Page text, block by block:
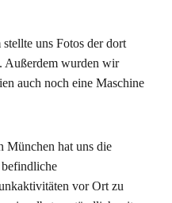
uns Fotos der dort
Außerdem wurden wir
auch noch eine Maschine
München hat uns die
vor Ort zu